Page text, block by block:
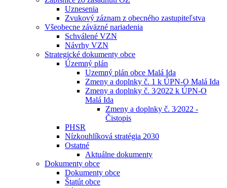
Uznesenia
Zvukový záznam z obecného zastupiteľstva
Všeobecne záväzné nariadenia
Schválené VZN
Návrhy VZN
Strategické dokumenty obce
Územný plán
Uzemný plán obce Malá Ida
Zmeny a doplnky č. 1 k ÚPN-O Malá Ida
Zmeny a doplnky č. 3⁄2022 k ÚPN-O
Malá Ida
Zmeny a doplnky č. 3⁄2022 -
Čistopis
PHSR
Nízkouhlíková stratégia 2030
Ostatné
Aktuálne dokumenty
Dokumenty obce
Dokumenty obce
Štatút obce